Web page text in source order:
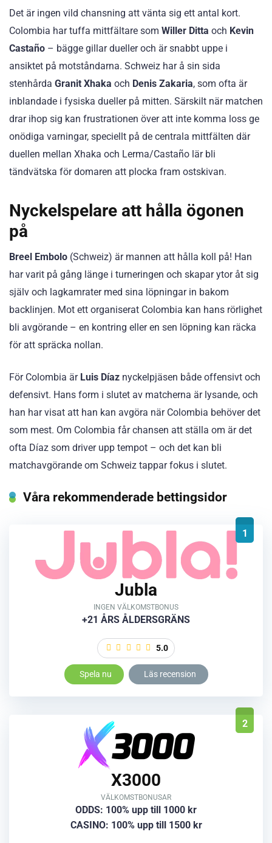
Det är ingen vild chansning att vänta sig ett antal kort.
Colombia har tuffa mittfältare som Willer Ditta och Kevin
Castaño – bägge gillar dueller och är snabbt uppe i
ansiktet på motståndarna. Schweiz har å sin sida
stenhårda Granit Xhaka och Denis Zakaria, som ofta är
inblandade i fysiska dueller på mitten. Särskilt när matchen
drar ihop sig kan frustrationen över att inte komma loss ge
onödiga varningar, speciellt på de centrala mittfälten där
duellen mellan Xhaka och Lerma/Castaño lär bli
tändvätska för domaren att plocka fram ostskivan.
Nyckelspelare att hålla ögonen
på
Breel Embolo (Schweiz) är mannen att hålla koll på! Han
har varit på gång länge i turneringen och skapar ytor åt sig
själv och lagkamrater med sina löpningar in bakom
backlinjen. Mot ett organiserat Colombia kan hans rörlighet
bli avgörande – en kontring eller en sen löpning kan räcka
för att spräcka nollan.
För Colombia är Luis Díaz nyckelpjäsen både offensivt och
defensivt. Hans form i slutet av matcherna är lysande, och
han har visat att han kan avgöra när Colombia behöver det
som mest. Om Colombia får chansen att ställa om är det
ofta Díaz som driver upp tempot – och det kan bli
matchavgörande om Schweiz tappar fokus i slutet.
Våra rekommenderade bettingsidor
1
Jubla
INGEN VÄLKOMSTBONUS
+21 ÅRS ÅLDERSGRÄNS
5.0
Spela nu Läs recension
2
X3000
VÄLKOMSTBONUSAR
ODDS: 100% upp till 1000 kr
CASINO: 100% upp till 1500 kr